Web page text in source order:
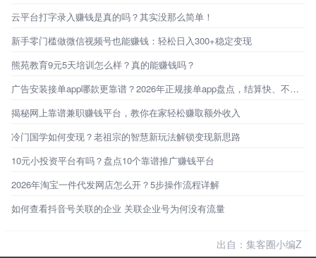
云平台打字录入赚钱是真的吗？其实没那么简单！
新手零门槛做微信视频号也能赚钱：轻松日入300+稳定变现
熊苑教育9元5天培训怎么样？真的能赚钱吗？
广告安装接单app哪款更靠谱？2026年正规接单app盘点，结算快、不踩坑！
揭秘网上靠谱兼职赚钱平台，教你在家轻松赚取额外收入
冷门国学如何变现？老祖宗的智慧新玩法解锁变现新思路
10元小投资平台有吗？盘点10个靠谱推广赚钱平台
2026年淘宝一件代发网店怎么开？5步操作流程详解
如何查看抖音号关联的企业 关联企业号为何没有流量
出自：集客圈小编Z